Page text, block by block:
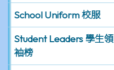
School Uniform 校服
Student Leaders 學生領
袖榜